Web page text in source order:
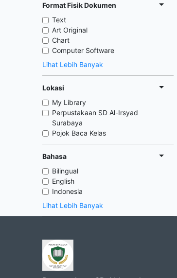
Format Fisik Dokumen
Text
Art Original
Chart
Computer Software
Lihat Lebih Banyak
Lokasi
My Library
Perpustakaan SD Al-Irsyad
Surabaya
Pojok Baca Kelas
Bahasa
Bilingual
English
Indonesia
Lihat Lebih Banyak